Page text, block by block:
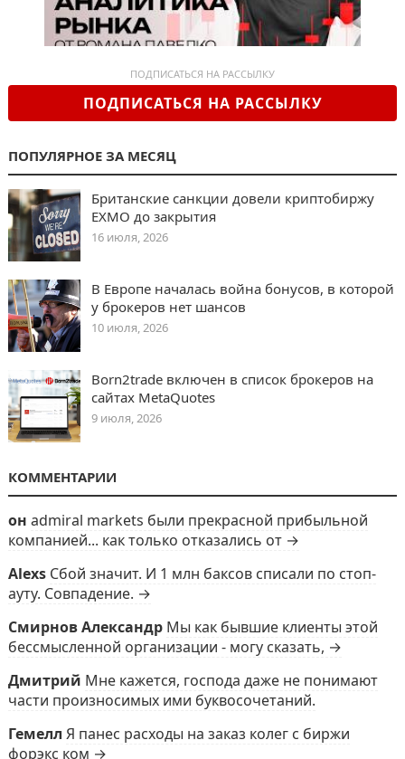
ПОДПИСАТЬСЯ НА РАССЫЛКУ
ПОДПИСАТЬСЯ НА РАССЫЛКУ
ПОПУЛЯРНОЕ ЗА МЕСЯЦ
Британские санкции довели криптобиржу
EXMO до закрытия
16 июля, 2026
В Европе началась война бонусов, в которой
у брокеров нет шансов
10 июля, 2026
Born2trade включен в список брокеров на
сайтах MetaQuotes
9 июля, 2026
КОММЕНТАРИИ
он admiral markets были прекрасной прибыльной
компанией... как только отказались от →
Alexs Сбой значит. И 1 млн баксов списали по стоп-
ауту. Совпадение. →
Смирнов Александр Мы как бывшие клиенты этой
бессмысленной организации - могу сказать, →
Дмитрий Мне кажется, господа даже не понимают
части произносимых ими буквосочетаний.
Гемелл Я панес расходы на заказ колег с биржи
форэкс ком →